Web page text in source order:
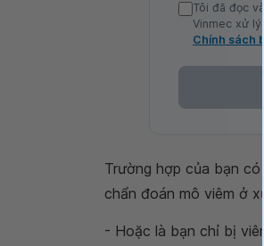
Tôi đã đọc
Vinmec xử lý
Chính sách
Trường hợp của bạn có
chẩn đoán mô viêm ở
- Hoặc là bạn chỉ bị